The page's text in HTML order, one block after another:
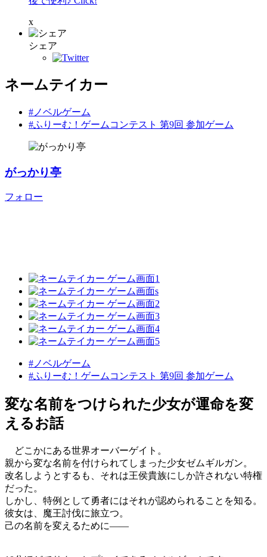
x
シェア
ネームテイカー
#ノベルゲーム
#ふりーむ！ゲームコンテスト 第9回 参加ゲーム
がっかり亭
フォロー
#ノベルゲーム
#ふりーむ！ゲームコンテスト 第9回 参加ゲーム
変な名前をつけられた少女が運命を変
えるお話
どこかにある世界オーバーゲイト。
親から変な名前を付けられてしまった少女ゼムギルガン。
改名しようとするも、それは王侯貴族にしか許されない特権
だった。
しかし、特例として勇者にはそれが認められることを知る。
彼女は、魔王討伐に旅立つ。
己の名前を変えるために――